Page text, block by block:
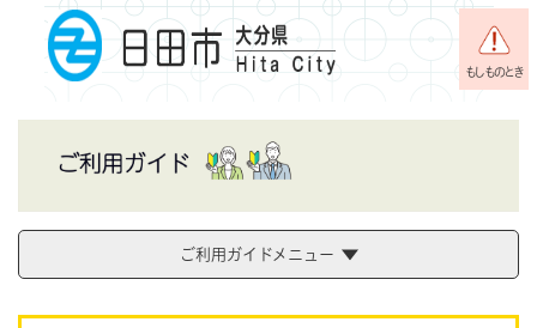
メニューを飛ばして本文へ
もしものとき
ご利用ガイドメニュー